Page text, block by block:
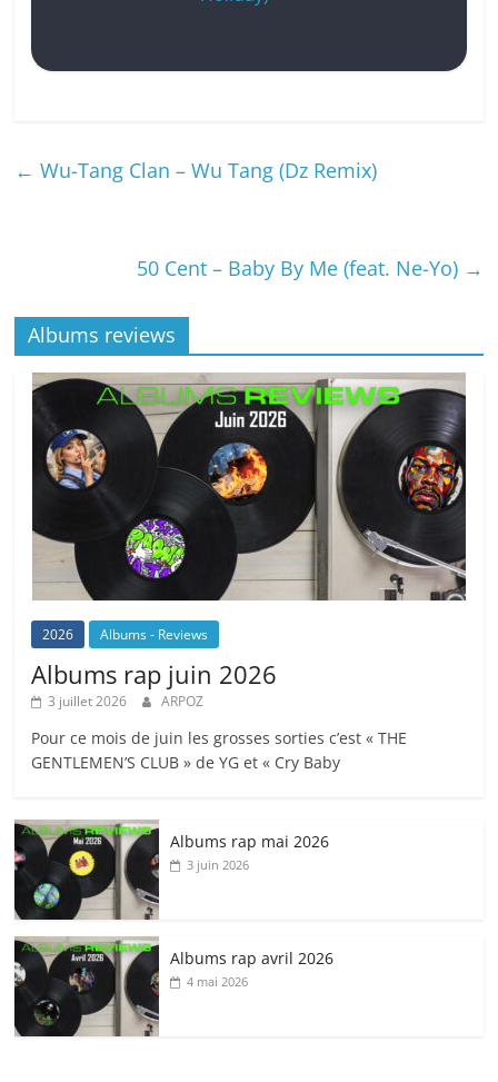
← Wu-Tang Clan – Wu Tang (Dz Remix)
50 Cent – Baby By Me (feat. Ne-Yo) →
Albums reviews
2026 Albums - Reviews
Albums rap juin 2026
3 juillet 2026 ARPOZ
Pour ce mois de juin les grosses sorties c’est « THE
GENTLEMEN’S CLUB » de YG et « Cry Baby
Albums rap mai 2026
3 juin 2026
Albums rap avril 2026
4 mai 2026